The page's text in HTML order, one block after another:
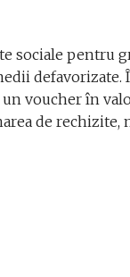
sociale pentru
defavorizate.
voucher în
de rechizite,